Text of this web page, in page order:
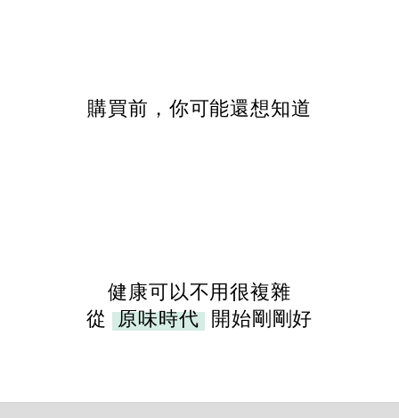
購買前，你可能還想知道
健康可以不用很複雜
從原味時代 開始剛剛好